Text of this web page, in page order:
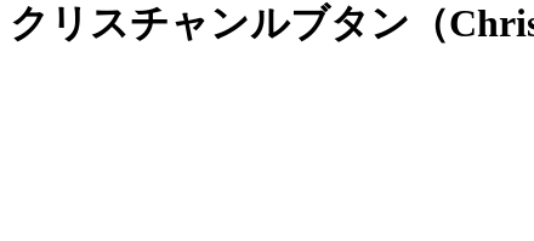
クリスチャンルブタン（